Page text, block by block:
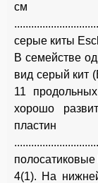
см
серые киты
В семействе
вид серый кит
11
хорошо
4(1). На